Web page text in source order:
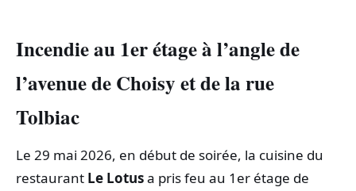
SCIENCES & TECH
Incendie au 1er étage à l’angle de
l’avenue de Choisy et de la rue
Tolbiac
Le 29 mai 2026, en début de soirée, la cuisine du
restaurant Le Lotusa pris feu au 1er étage de